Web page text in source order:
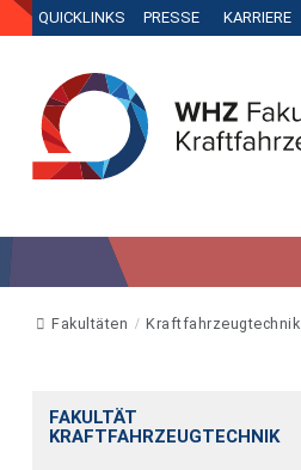
QUICKLINKS PRESSE KARRIERE
Fakultäten Kraftfahrzeugtechnik
FAKULTÄT
KRAFTFAHRZEUGTECHNIK